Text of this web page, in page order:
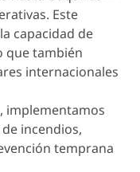
Este
capacidad de
que también
internacionales
implementamos
incendios,
temprana